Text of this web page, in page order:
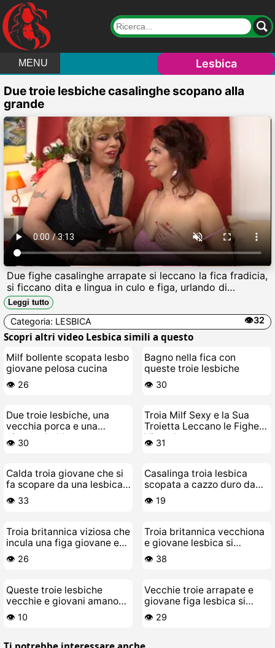
MENU Lesbica
Due troie lesbiche casalinghe scopano alla
grande
Due fighe casalinghe arrapate si leccano la fica fradicia,
si ficcano dita e lingua in culo e figa, urlando di
godimento mentre si strofinano le tette gonfie e si
schizzareano in faccia come zoccole vogliose.
Leggi tutto
Categoria: LESBICA 👁️32
Scopri altri video Lesbica simili a questo
Milf bollente scopata lesbo
giovane pelosa cucina
👁️ 26
Bagno nella fica con
queste troie lesbiche
👁️ 30
Due troie lesbiche, una
vecchia porca e una
giovane baldracca
👁️ 30
Troia Milf Sexy e la Sua
Troietta Leccano le Fighe a
Vicenda
👁️ 31
Calda troia giovane che si
fa scopare da una lesbica
matura ninfomane
👁️ 33
Casalinga troia lesbica
scopata a cazzo duro da
una fighetta arrapata
👁️ 19
Troia britannica viziosa che
incula una figa giovane e
arrapata
👁️ 26
Troia britannica vecchiona
e giovane lesbica si
leccano la figa
👁️ 38
Queste troie lesbiche
vecchie e giovani amano
leccarsi la figa fino in
fondo
👁️ 10
Vecchie troie arrapate e
giovane figa lesbica si
limonano e poi scopano
👁️ 29